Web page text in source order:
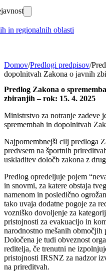
in regionalnih oblasti
Domov/Predlogi predpisov/
dopolnitvah Zakona o javnih
Predlog Zakona o
zbiranjih – rok: 15. 4. 2025
Ministrstvo za notranje zadeve
spremembah in dopolnitvah
Najpomembnejši cilj predloga
predvsem na športnih
uskladitev določb zakona z
Predlog opredeljuje pojem
in snovmi, za katere obstaja
namenom in posledično
tako uvaja dodatne pogoje za
vozniško dovoljenje za
pristojnosti za evakuacijo in
narodnostno mešanih
Določena je tudi obveznost
reditelja, če trenutni ne
pristojnosti IRSNZ za nadzor
na prireditvah.